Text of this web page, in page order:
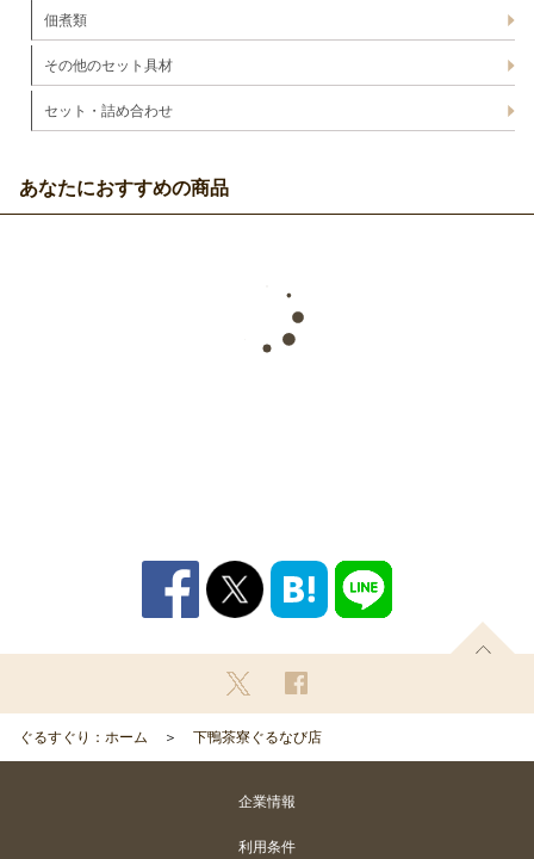
佃煮類
その他のセット具材
セット・詰め合わせ
あなたにおすすめの商品
ぐるすぐり：ホーム 下鴨茶寮ぐるなび店
企業情報
利用条件